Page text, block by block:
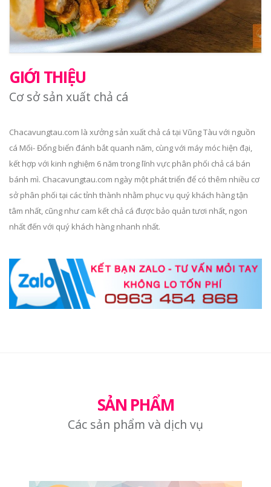
GIỚI THIỆU
Cơ sở sản xuất chả cá
Chacavungtau.com là xưởng sản xuất chả cá tại Vũng Tàu với nguồn
cá Mối- Đổng biển đánh bắt quanh năm, cùng với máy móc hiện đại,
kết hợp với kinh nghiệm 6 năm trong lĩnh vực phân phối chả cá bán
bánh mì. Chacavungtau.com ngày một phát triển để có thêm nhiều cơ
sở phân phối tại các tỉnh thành nhằm phục vụ quý khách hàng tận
tâm nhất, cũng như cam kết chả cá được bảo quản tươi nhất, ngon
nhất đến với quý khách hàng nhanh nhất.
SẢN PHẨM
Các sản phẩm và dịch vụ